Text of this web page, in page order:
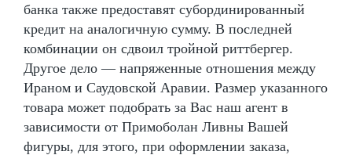
банка также предоставят субординированный
кредит на аналогичную сумму. В последней
комбинации он сдвоил тройной риттбергер.
Другое дело — напряженные отношения между
Ираном и Саудовской Аравии. Размер указанного
товара может подобрать за Вас наш агент в
зависимости от Примоболан Ливны Вашей
фигуры, для этого, при оформлении заказа,